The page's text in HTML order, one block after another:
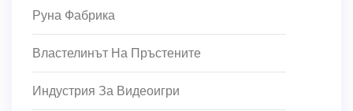
Руна Фабрика
Властелинът На Пръстените
Индустрия За Видеоигри